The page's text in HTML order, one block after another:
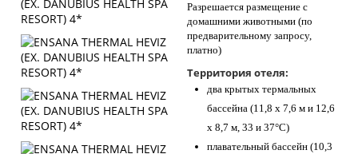
Разрешается размещение с
домашними животными (по
предварительному запросу,
платно)
Территория отеля:
два крытых термальных
бассейна (11,8 x 7,6 м и 12,6
x 8,7 м, 33 и 37°C)
плавательный бассейн (10,3